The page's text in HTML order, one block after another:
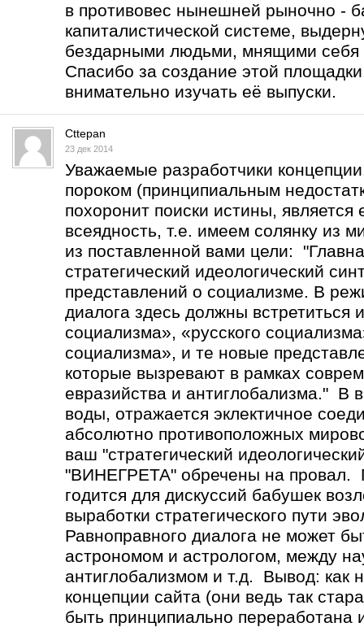
в противовес нынешней рыночно -
капиталистической системе,
бездарными людьми, мнящими себя
Спасибо за создание этой
внимательно изучать её выпуски.
Cttepan
23 дек 2014
Уважаемые разработчики
пороком (принципиальным
похоронит поиски истины,
всеядность, т.е. имеем солянку из
из поставленной вами цели:
стратегический идеологический
представлений о социализме. В
диалога здесь должны встретиться
социализма», «русского
социализма», и те новые
которые вызревают в рамках
евразийства и антиглобализма." В
воды, отражается эклектичное
абсолютно противоположных
ваш "стратегический
"ВИНЕГРЕТА" обречены на
годится для дискуссий бабушек
выработки стратегического пути
Равноправного диалога не
астрономом и астрологом, между
антиглобализмом и т.д. Вывод: как
концепции сайта (они ведь так
быть принципиально переработана